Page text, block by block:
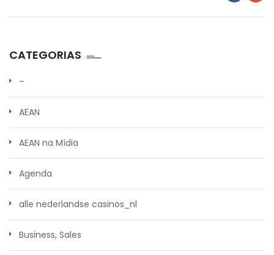
CATEGORIAS
–
AEAN
AEAN na Mídia
Agenda
alle nederlandse casinos_nl
Business, Sales